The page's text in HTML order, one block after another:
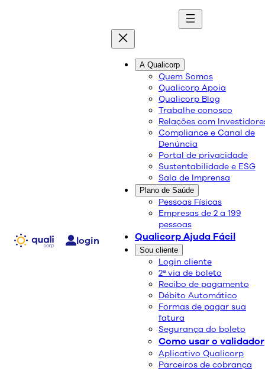
login
A Qualicorp
Quem Somos
Qualicorp Apoia
Qualicorp Blog
Trabalhe conosco
Relações com
Compliance e Canal de
Denúncia
Portal de privacidade
Sustentabilidade e ESG
Sala de Imprensa
Plano de Saúde
Pessoas Físicas
Empresas de 2 a 199
pessoas
Qualicorp Ajuda Fácil
Sou cliente
Login cliente
2ª via de boleto
Recibo de pagamento
Débito Automático
Formas de pagar sua
fatura
Segurança do boleto
Como usar o validador
Aplicativo Qualicorp
Parceiros de cobrança
blog
Conteúdo de qualidade e as melhores soluções
O que é autismo?
Até hoje, ainda existem muitas perguntas sobre o
Transtorno do Espectro do Autismo (TEA) que não